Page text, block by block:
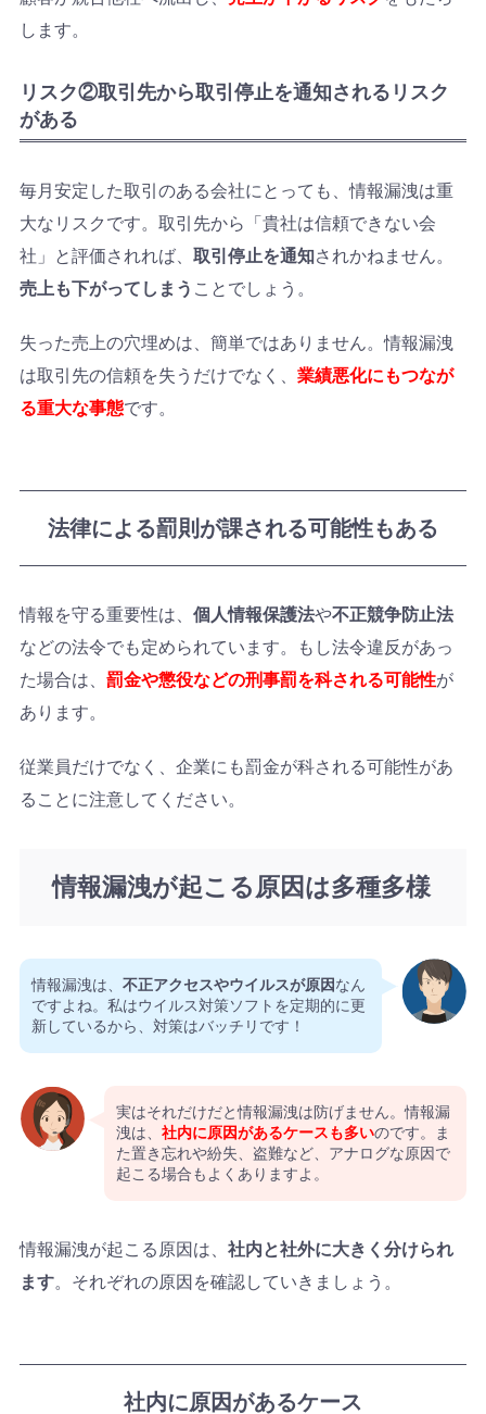
します。
リスク②取引先から取引停止を通知されるリスク
がある
毎月安定した取引のある会社にとっても、情報漏洩は重
大なリスクです。取引先から「貴社は信頼できない会
社」と評価されれば、 取引停止を通知されかねません。
売上も下がってしまう ことでしょう。
失った売上の穴埋めは、簡単ではありません。情報漏洩
は取引先の信頼を失うだけでなく、 業績悪化にもつなが
る重大な事態です。
法律による罰則が課される可能性もある
情報を守る重要性は、 個人情報保護法や不正競争防止法
などの法令でも定められています。もし法令違反があっ
た場合は、 罰金や懲役などの刑事罰を科される可能性が
あります。
従業員だけでなく、企業にも罰金が科される可能性があ
ることに注意してください。
情報漏洩が起こる原因は多種多様
情報漏洩は、 不正アクセスやウイルスが原因なん
ですよね。私はウイルス対策ソフトを定期的に更
新しているから、対策はバッチリです！
実はそれだけだと情報漏洩は防げません。情報漏
洩は、 社内に原因があるケースも多いのです。ま
た置き忘れや紛失、盗難など、アナログな原因で
起こる場合もよくありますよ。
情報漏洩が起こる原因は、 社内と社外に大きく分けられ
ます。それぞれの原因を確認していきましょう。
社内に原因があるケース